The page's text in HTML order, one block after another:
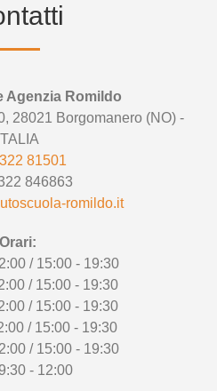
Agenzia Romildo
28021 Borgomanero (NO) -
ITALIA
81501
846863
romildo.it
Orari:
/ 15:00 - 19:30
/ 15:00 - 19:30
/ 15:00 - 19:30
/ 15:00 - 19:30
/ 15:00 - 19:30
9:30 - 12:00